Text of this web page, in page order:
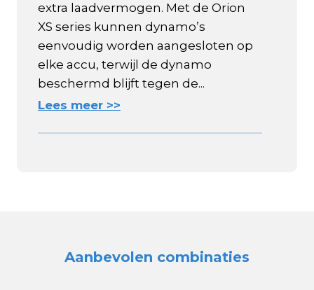
extra laadvermogen. Met de Orion
XS series kunnen dynamo’s
eenvoudig worden aangesloten op
elke accu, terwijl de dynamo
beschermd blijft tegen de...
Lees meer >>
Aanbevolen combinaties